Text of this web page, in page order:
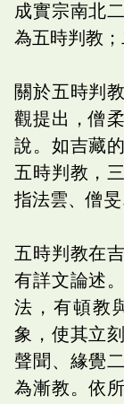
成實宗南北
為五時判教；
關於五時判
觀提出，僧
說。如吉藏
五時判教，
指法雲、僧旻
五時判教在
有詳文論述
法，有頓教
象，使其立
聲聞、緣覺
為漸教。依